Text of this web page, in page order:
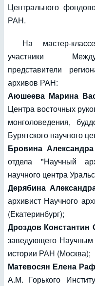
Центрального
РАН.
На мастер-
участники
представители
архивов РАН:
Аюшеева Марина
Центра восточных
монголоведения,
Бурятского научного
Бровина
отдела "Научный
научного центра
Дерябина
архивист Научного
(Екатеринбург);
Дроздов Константин
заведующего Научным
истории РАН (Москва);
Матевосян Елена
А.М. Горького